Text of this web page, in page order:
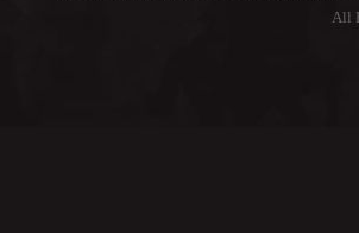
All